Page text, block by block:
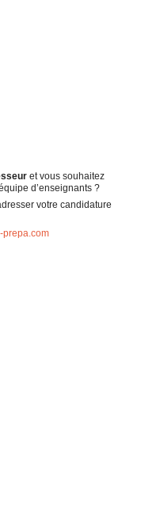
et vous souhaitez
d’enseignants ?
votre candidature
prepa.com